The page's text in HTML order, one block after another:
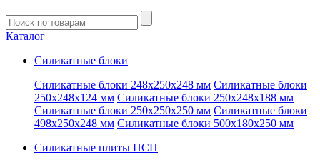
Введите
запрос
Каталог
Силикатные блоки
Силикатные блоки 248x250x248 мм Силикатные блоки
250x248x124 мм Силикатные блоки 250x248x188 мм
Силикатные блоки 250x250x250 мм Силикатные блоки
498x250x248 мм Силикатные блоки 500x180x250 мм
Силикатные плиты ПСП